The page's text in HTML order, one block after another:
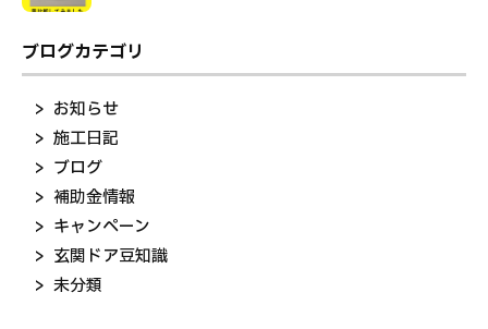
ブログカテゴリ
お知らせ
施工日記
ブログ
補助金情報
キャンペーン
玄関ドア豆知識
未分類